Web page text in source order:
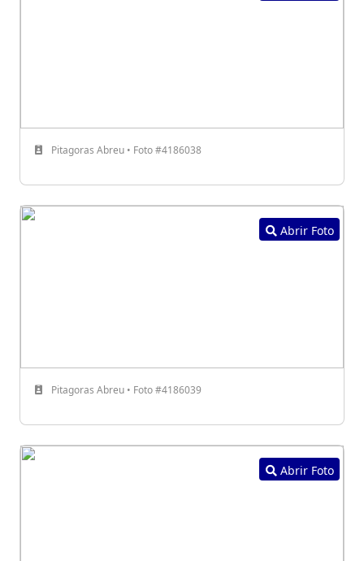
Pitagoras Abreu • Foto #4186038
Abrir Foto
Pitagoras Abreu • Foto #4186039
Abrir Foto